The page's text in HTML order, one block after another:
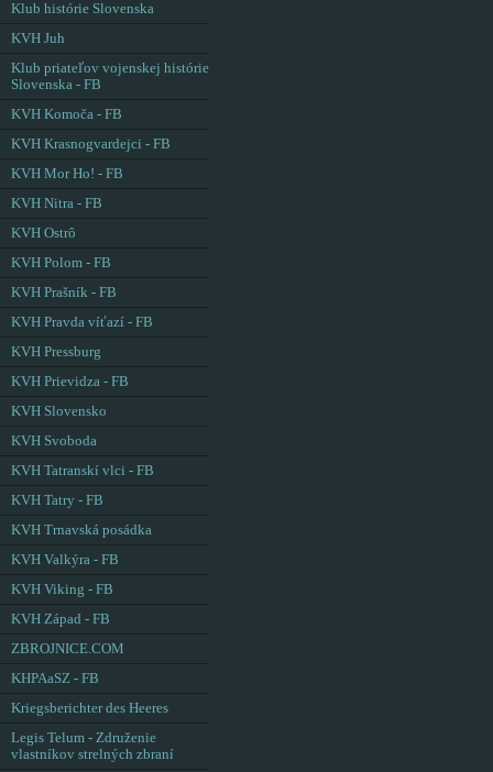
Klub histórie Slovenska
KVH Juh
Klub priateľov vojenskej histórie
Slovenska - FB
KVH Komoča - FB
KVH Krasnogvardejci - FB
KVH Mor Ho! - FB
KVH Nitra - FB
KVH Ostrô
KVH Polom - FB
KVH Prašník - FB
KVH Pravda víťazí - FB
KVH Pressburg
KVH Prievidza - FB
KVH Slovensko
KVH Svoboda
KVH Tatranskí vlci - FB
KVH Tatry - FB
KVH Trnavská posádka
KVH Valkýra - FB
KVH Viking - FB
KVH Západ - FB
ZBROJNICE.COM
KHPAaSZ - FB
Kriegsberichter des Heeres
Legis Telum - Združenie
vlastníkov strelných zbraní